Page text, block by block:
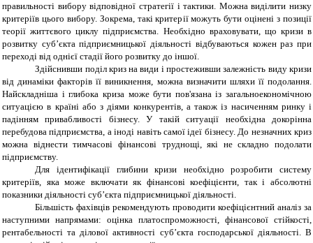
правильності вибору відповідної стратегії і тактики. Можна виділити низку
критеріїв цього вибору. Зокрема, такі критерії можуть бути оцінені з позиції
теорії життєвого циклу підприємства. Необхідно враховувати, що кризи в
розвитку суб’єкта підприємницької діяльності відбуваються кожен раз при
переході від однієї стадії його розвитку до іншої.
Здійснивши поділ криз на види і простеживши залежність виду кризи
від динаміки факторів її виникнення, можна визначити шляхи її подолання.
Найскладніша і глибока криза може бути пов'язана із загальноекономічною
ситуацією в країні або з діями конкурентів, а також із насиченням ринку і
падінням привабливості бізнесу. У такій ситуації необхідна докорінна
перебудова підприємства, а іноді навіть самої ідеї бізнесу. До незначних криз
можна віднести тимчасові фінансові труднощі, які не складно подолати
підприємству.
Для ідентифікації глибини кризи необхідно розробити систему
критеріїв, яка може включати як фінансові коефіцієнти, так і абсолютні
показники діяльності суб’єкта підприємницької діяльності.
Більшість фахівців рекомендують проводити коефіцієнтний аналіз за
наступними напрямами: оцінка платоспроможності, фінансової стійкості,
рентабельності та ділової активності суб’єкта господарської діяльності. В